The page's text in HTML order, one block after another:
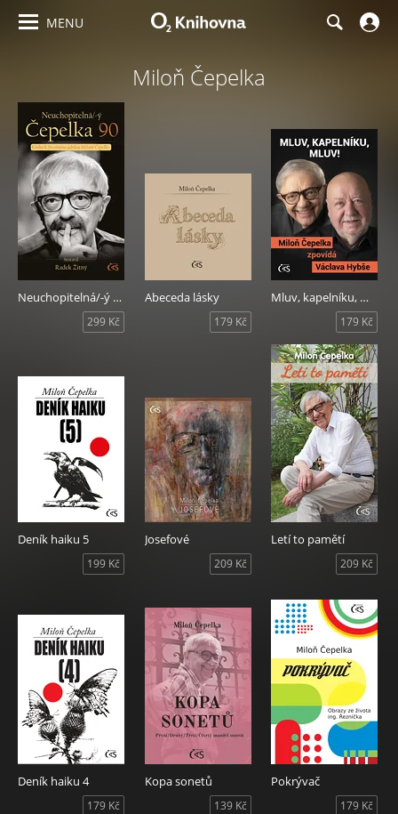
MENU
Miloň Čepelka
Neuchopitelná/-ý Čepelka 90
299 Kč
Abeceda lásky
179 Kč
Mluv, kapelníku, mluv!
179 Kč
Deník haiku 5
199 Kč
Josefové
209 Kč
Letí to pamětí
209 Kč
Deník haiku 4
179 Kč
Kopa sonetů
139 Kč
Pokrývač
179 Kč